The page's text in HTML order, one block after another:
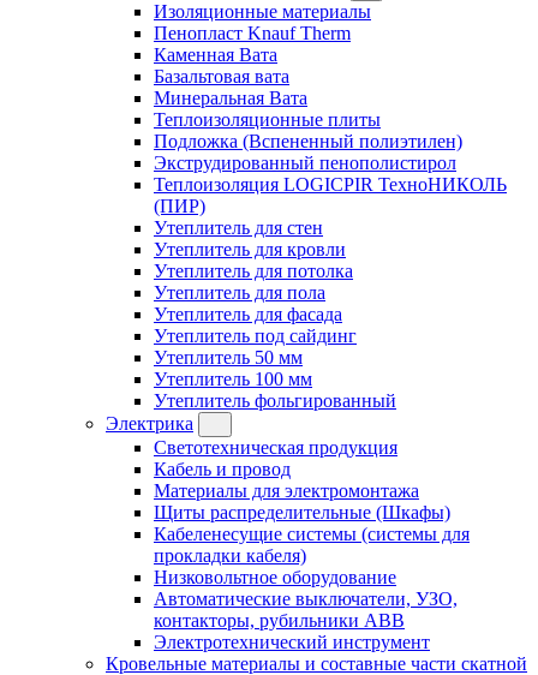
Изоляционные материалы
Пенопласт Knauf Therm
Каменная Вата
Базальтовая вата
Минеральная Вата
Теплоизоляционные плиты
Подложка (Вспененный полиэтилен)
Экструдированный пенополистирол
Теплоизоляция LOGICPIR ТехноНИКОЛЬ
(ПИР)
Утеплитель для стен
Утеплитель для кровли
Утеплитель для потолка
Утеплитель для пола
Утеплитель для фасада
Утеплитель под сайдинг
Утеплитель 50 мм
Утеплитель 100 мм
Утеплитель фольгированный
Электрика
Светотехническая продукция
Кабель и провод
Материалы для электромонтажа
Щиты распределительные (Шкафы)
Кабеленесущие системы (системы для
прокладки кабеля)
Низковольтное оборудование
Автоматические выключатели, УЗО,
контакторы, рубильники ABB
Электротехнический инструмент
Кровельные материалы и составные части скатной